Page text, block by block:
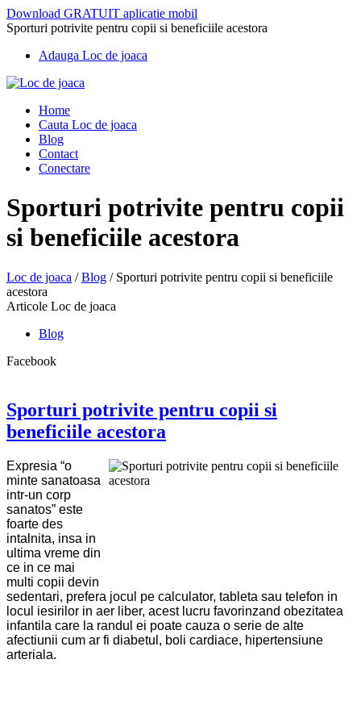
Download GRATUIT aplicatie mobil
Sporturi potrivite pentru copii si beneficiile acestora
Adauga Loc de joaca
Home
Cauta Loc de joaca
Blog
Contact
Conectare
Sporturi potrivite pentru copii
si beneficiile acestora
Loc de joaca /Blog / Sporturi potrivite pentru copii si beneficiile
acestora
Articole Loc de joaca
Blog
Facebook
Sporturi potrivite pentru copii si
beneficiile acestora
Expresia “o
minte sanatoasa
intr-un corp
sanatos” este
foarte des
intalnita, insa in
ultima vreme din
ce in ce mai
multi copii devin
sedentari, prefera jocul pe calculator, tableta sau telefon in
locul iesirilor in aer liber, acest lucru favorinzand obezitatea
infantila care la randul ei poate cauza o serie de alte
afectiunii cum ar fi diabetul, boli cardiace, hipertensiune
arteriala.